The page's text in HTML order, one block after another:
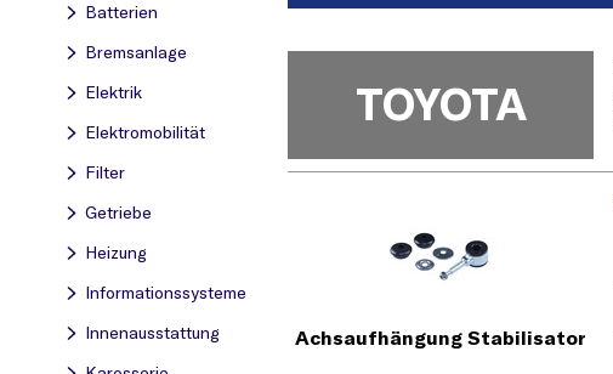
Batterien
Bremsanlage
Elektrik
Elektromobilität
Filter
Getriebe
Heizung
Informationssysteme
Innenausstattung
TOYOTA
Achsaufhängung Stabilisator